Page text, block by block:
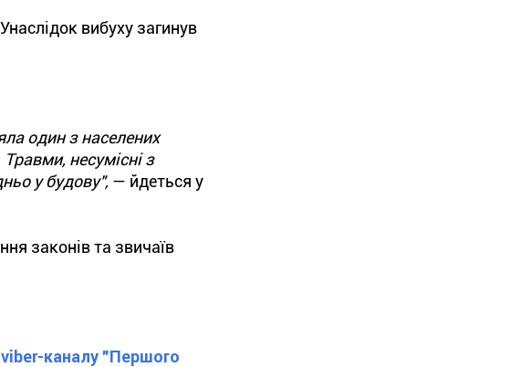
вибуху загинув
один з населених
несумісні з
у будову", — йдеться у
законів та звичаїв
viber-каналу "Першого